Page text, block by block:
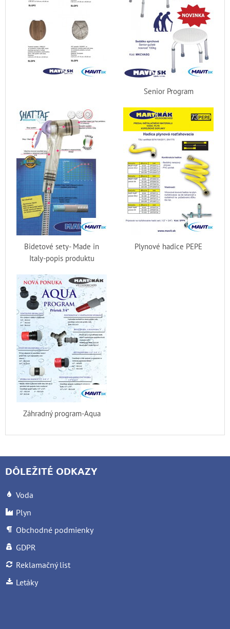
Senior Program
Bidetové sety- Made in
Italy-popis produktu
Plynové hadice PEPE
Záhradný program-Aqua
DÔLEŽITÉ ODKAZY
Voda
Plyn
Obchodné podmienky
GDPR
Reklamačný list
Letáky